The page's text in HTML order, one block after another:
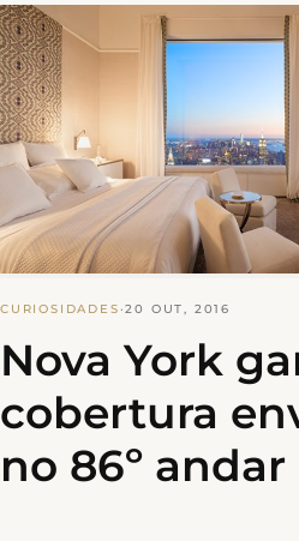
CURIOSIDADES·20 OUT, 2016
Nova York
cobertura
no 86º andar